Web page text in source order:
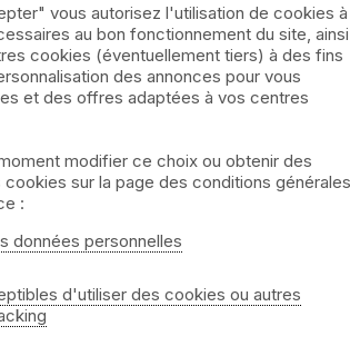
en fonction de la vitesse de
? (j'aurais plutôt pensé en fonction des
sur une ligne droite sans option, que
vous autorisez l'utilisation de cookies à
au bon fonctionnement du site, ainsi
cookies (éventuellement tiers) à des fins
des annonces pour vous
et des offres adaptées à vos centres
modifier ce choix ou obtenir des
sur la page des conditions générales
:
données personnelles
d'utiliser des cookies ou autres